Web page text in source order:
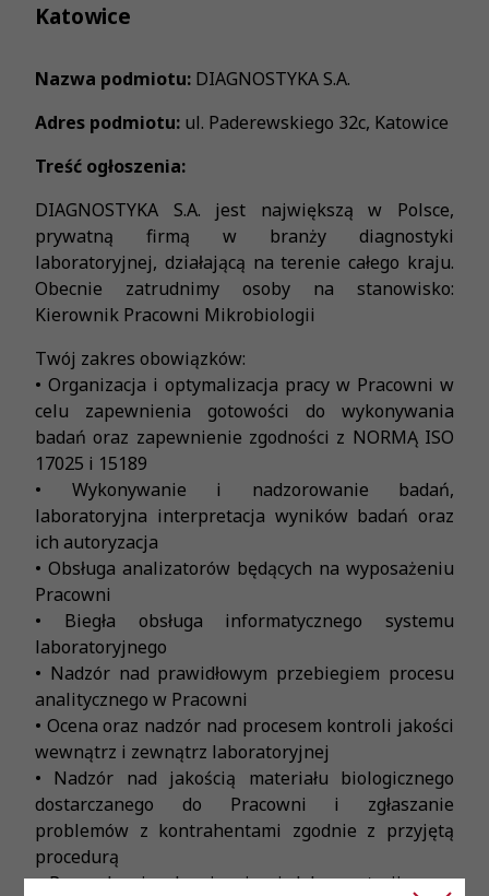
Katowice
Nazwa podmiotu: DIAGNOSTYKA S.A.
Adres podmiotu: ul. Paderewskiego 32c, Katowice
Treść ogłoszenia:
DIAGNOSTYKA S.A. jest największą w Polsce,
prywatną firmą w branży diagnostyki
laboratoryjnej, działającą na terenie całego kraju.
Obecnie zatrudnimy osoby na stanowisko:
Kierownik Pracowni Mikrobiologii
Twój zakres obowiązków:
• Organizacja i optymalizacja pracy w Pracowni w
celu zapewnienia gotowości do wykonywania
badań oraz zapewnienie zgodności z NORMĄ ISO
17025 i 15189
• Wykonywanie i nadzorowanie badań,
laboratoryjna interpretacja wyników badań oraz
ich autoryzacja
• Obsługa analizatorów będących na wyposażeniu
Pracowni
• Biegła obsługa informatycznego systemu
laboratoryjnego
• Nadzór nad prawidłowym przebiegiem procesu
analitycznego w Pracowni
• Ocena oraz nadzór nad procesem kontroli jakości
wewnątrz i zewnątrz laboratoryjnej
• Nadzór nad jakością materiału biologicznego
dostarczanego do Pracowni i zgłaszanie
problemów z kontrahentami zgodnie z przyjętą
procedurą
• Prowadzenie obowiązującej dokumentacji pracy